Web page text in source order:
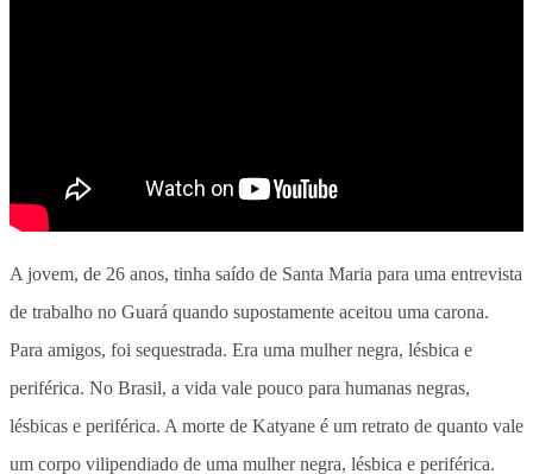
A jovem, de 26 anos, tinha saído de Santa Maria para uma entrevista
de trabalho no Guará quando supostamente aceitou uma carona.
Para amigos, foi sequestrada. Era uma mulher negra, lésbica e
periférica. No Brasil, a vida vale pouco para humanas negras,
lésbicas e periférica. A morte de Katyane é um retrato de quanto vale
um corpo vilipendiado de uma mulher negra, lésbica e periférica.